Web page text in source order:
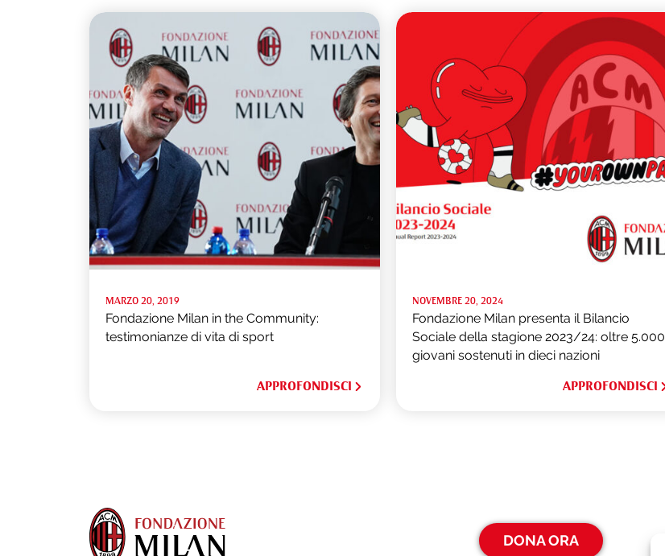
MARZO 20, 2019
Fondazione Milan in the Community:
testimonianze di vita di sport
APPROFONDISCI
NOVEMBRE 20, 2024
Fondazione Milan presenta il Bilancio
Sociale della stagione 2023/24: oltre 5.000
giovani sostenuti in dieci nazioni
APPROFONDISCI
DONA ORA